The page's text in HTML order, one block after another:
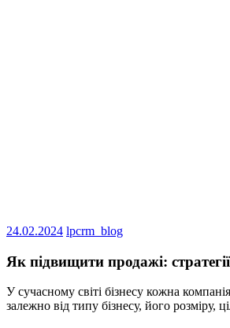
24.02.2024 lpcrm_blog
Як підвищити продажі:
У сучасному світі бізнесу кожна
залежно від типу бізнесу, його розміру,